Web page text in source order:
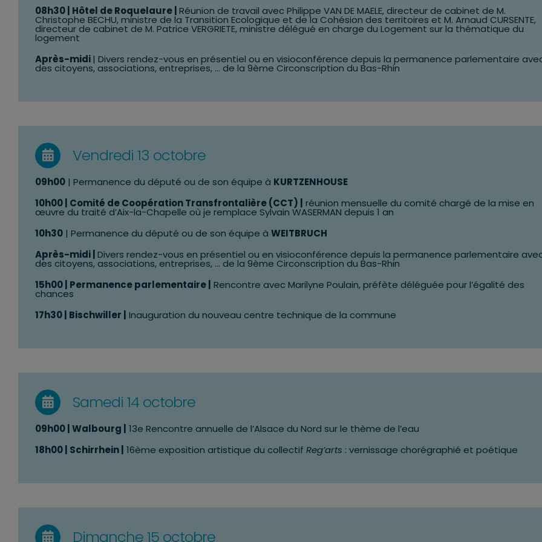
08h30 | Hôtel de Roquelaure | Réunion de travail avec Philippe VAN DE MAELE, directeur de cabinet de M.
Christophe BECHU, ministre de la Transition Ecologique et de la Cohésion des territoires et M. Arnaud CURSENTE,
directeur de cabinet de M. Patrice VERGRIETE, ministre délégué en charge du Logement sur la thématique du
logement
Après-midi| Divers rendez-vous en présentiel ou en visioconférence depuis la permanence parlementaire
des citoyens, associations, entreprises, … de la 9ème Circonscription du Bas-Rhin
Vendredi 13 octobre
09h00| Permanence du député ou de son équipe à KURTZENHOUSE
10h00 | Comité de Coopération Transfrontalière (CCT) |
réunion mensuelle du comité chargé de la mise en
œuvre du traité d’Aix-la-Chapelle où je remplace Sylvain WASERMAN depuis 1 an
10h30| Permanence du député ou de son équipe à WEITBRUCH
Après-midi | Divers rendez-vous en présentiel ou en visioconférence depuis la permanence parlementaire
des citoyens, associations, entreprises, … de la 9ème Circonscription du Bas-Rhin
15h00 | Permanence parlementaire | Rencontre avec Marilyne Poulain, préfète déléguée pour l’égalité des
chances
17h30 | Bischwiller |
Inauguration du nouveau centre technique de la commune
Samedi 14 octobre
09h00 | Walbourg |
13e Rencontre annuelle de l’Alsace du Nord sur le thème de l’eau
18h00 | Schirrhein | 16ème exposition artistique du collectif Reg’arts : vernissage chorégraphié et poétique
Dimanche 15 octobre